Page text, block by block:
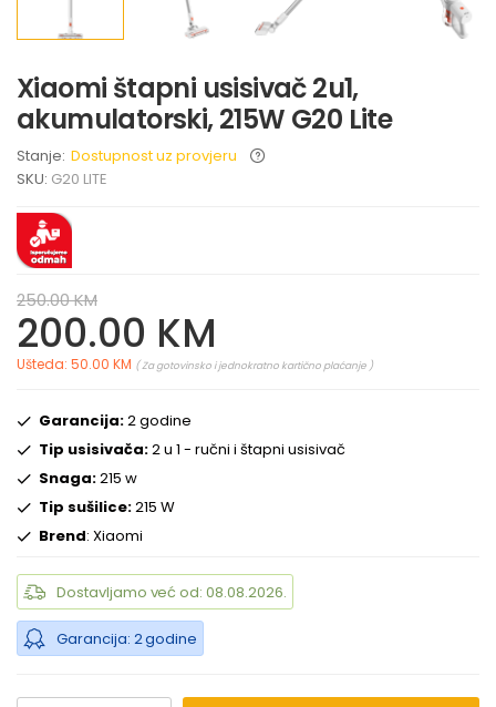
Xiaomi štapni usisivač 2u1,
akumulatorski, 215W G20 Lite
Stanje: Dostupnost uz provjeru
SKU: G20 LITE
250.00 KM
200.00 KM
Ušteda: 50.00 KM ( Za gotovinsko i jednokratno kartično plaćanje )
Garancija:2 godine
Tip usisivača:2 u 1 - ručni i štapni usisivač
Snaga:215 w
Tip sušilice:215 W
Brend: Xiaomi
Dostavljamo već od: 08.08.2026.
Garancija: 2 godine